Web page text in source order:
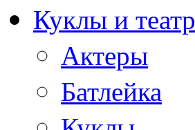
Куклы и театр
Актеры
Батлейка